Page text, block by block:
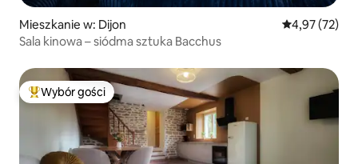
Mieszkanie w: Dijon Średnia
4,97 (72)
Sala kinowa – siódma sztuka Bacchus
Najpopularniejsze z kategorii Wybór gości
Wybór gości